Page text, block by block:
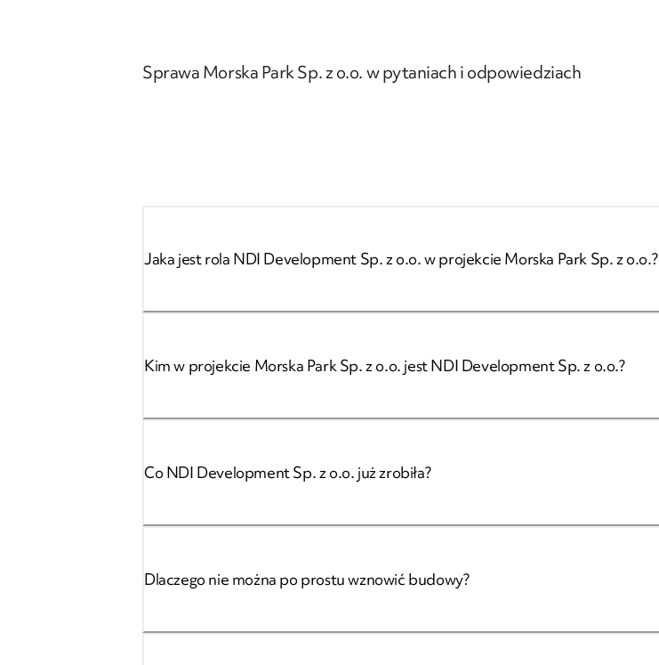
Sprawa Morska Park Sp. z o.o. w pytaniach i odpowiedziach
Jaka jest rola NDI Development Sp. z o.o. w projekcie Morska Park Sp. z o.o.?
Kim w projekcie Morska Park Sp. z o.o. jest NDI Development Sp. z o.o.?
Co NDI Development Sp. z o.o. już zrobiła?
Dlaczego nie można po prostu wznowić budowy?